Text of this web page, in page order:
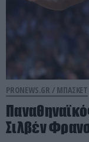
PRONEWS.GR / ΜΠΑΣΚΕΤ
Σιλβέν